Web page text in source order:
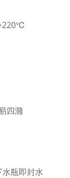
四濺
水瓶即封水